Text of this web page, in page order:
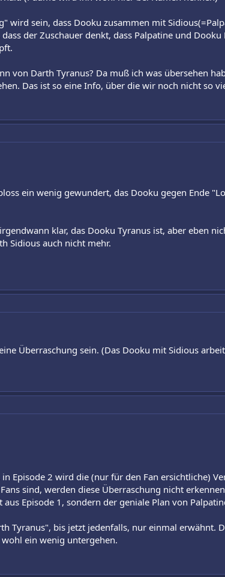
wird sein, dass Dooku zusammen mit
der Zuschauer denkt, dass Palpatine und
von Darth Tyranus? Da muß ich was übersehen
Das ist so eine Info, über die wir noch nicht so
ein wenig gewundert, das Dooku gegen Ende
klar, das Dooku Tyranus ist, aber eben
Sidious auch nicht mehr.
Überraschung sein. (Das Dooku mit Sidious
in Episode 2 wird die (nur für den Fan ersichtliche)
sind, werden diese Überraschung nicht
Episode 1, sondern der geniale Plan von
Tyranus", bis jetzt jedenfalls, nur einmal erwähnt.
ein wenig untergehen.